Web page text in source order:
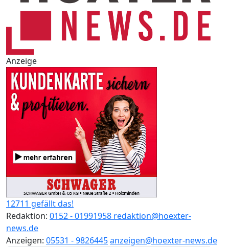
Anzeige
12711 gefällt das!
Redaktion: 0152 - 01991958 redaktion@hoexter-
news.de
Anzeigen: 05531 - 9826445anzeigen@hoexter-news.de